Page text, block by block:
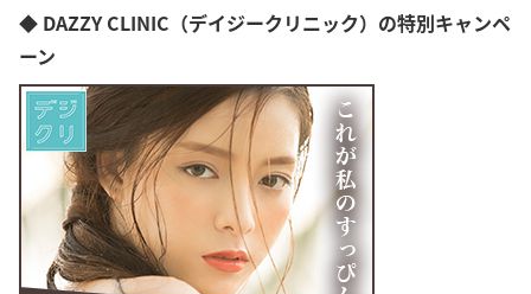
◆ DAZZY CLINIC（デイジークリニック）の特別キャンペ
ーン